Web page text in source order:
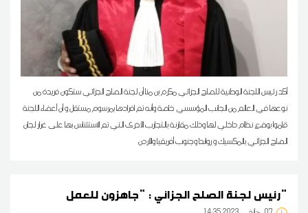
أكد رئيس اللجنة الوطنية للصلح الجزائي مكرم بن منا أن لجنة الصلح الجزائي ستكون فريدة من
نوعها في العالم من الجانب المؤسسي خاصة وأنه تم افرادها بمرسوم مستقل و أن أعضاء اللجنة
قاموا بوضع نظام داخلي لها وذلك مقارنة بالتجارب الأخرى التي تم الاستئناس بها على غرار لجان
الصلح الجزائي بالمكسيك و رواندا وجنوب أفريقيا والأردن
رئيس لجنة الصلح الجزائي : "جاهزون للعمل"